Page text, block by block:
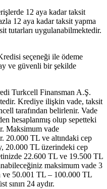
12 aya kadar taksit
12 aya kadar taksit yapma
tutarları uygulanabilmektedir.
seçeneği ile ödeme
ve güvenli bir şekilde
Turkcell Finansman A.Ş.
Krediye ilişkin vade, taksit
tarafından belirlenir. Vade
hesaplanmış olup sepetteki
Maksimum vade
20.000 TL ve altındaki cep
20.000 TL üzerindeki cep
22.600 TL ve 19.500 TL
maksimum vade 3
ve 50.001 TL – 100.000 TL
sınırı 24 aydır.